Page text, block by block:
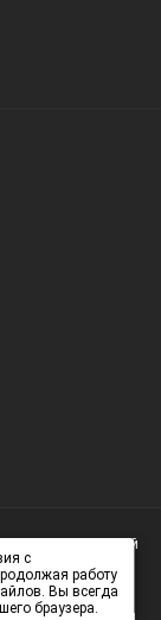
то, что данный
характер и
кодекса
с
работу
Вы всегда
браузера.